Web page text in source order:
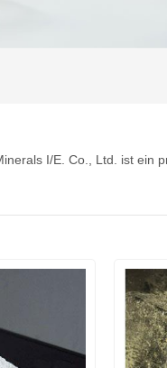
I/E. Co., Ltd. ist ein